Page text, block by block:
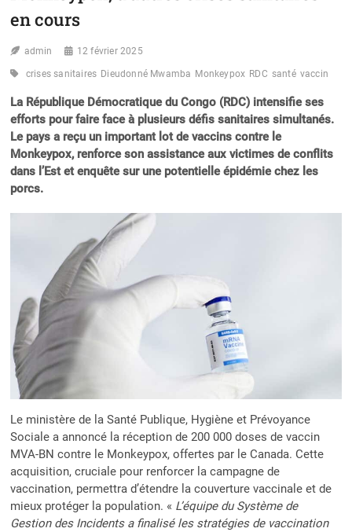
en cours
admin 12 février 2025
crises sanitaires Dieudonné Mwamba Monkeypox RDC santé vaccin
La République Démocratique du Congo (RDC) intensifie ses
efforts pour faire face à plusieurs défis sanitaires simultanés.
Le pays a reçu un important lot de vaccins contre le
Monkeypox, renforce son assistance aux victimes de conflits
dans l’Est et enquête sur une potentielle épidémie chez les
porcs.
Le ministère de la Santé Publique, Hygiène et Prévoyance
Sociale a annoncé la réception de 200 000 doses de vaccin
MVA-BN contre le Monkeypox, offertes par le Canada. Cette
acquisition, cruciale pour renforcer la campagne de
vaccination, permettra d’étendre la couverture vaccinale et de
mieux protéger la population. « L’équipe du Système de
Gestion des Incidents a finalisé les stratégies de vaccination